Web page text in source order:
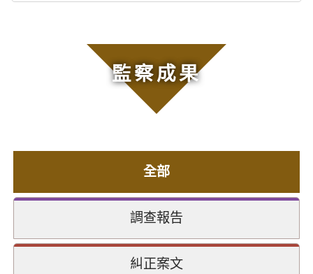
監察成果
全部
調查報告
糾正案文